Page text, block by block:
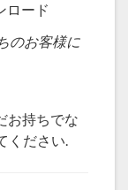
ロード
のお客様に
お持ちでな
ください.